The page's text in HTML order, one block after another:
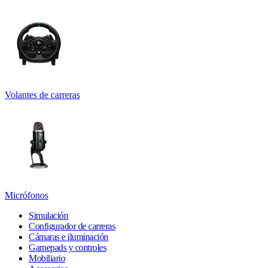
Volantes de carreras
Micrófonos
Simulación
Configurador de carreras
Cámaras e iluminación
Gamepads y controles
Mobiliario